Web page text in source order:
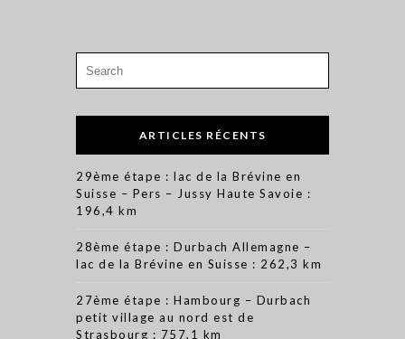
for:
ARTICLES RÉCENTS
29ème étape : lac de la Brévine en
Suisse – Pers – Jussy Haute Savoie :
196,4 km
28ème étape : Durbach Allemagne –
lac de la Brévine en Suisse : 262,3 km
27ème étape : Hambourg – Durbach
petit village au nord est de
Strasbourg : 757,1 km